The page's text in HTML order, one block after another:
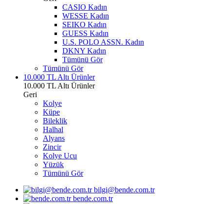
CASIO Kadın
WESSE Kadın
SEIKO Kadın
GUESS Kadın
U.S. POLO ASSN. Kadın
DKNY Kadın
Tümünü Gör
Tümünü Gör
10.000 TL Altı Ürünler
10.000 TL Altı Ürünler
Geri
Kolye
Küpe
Bileklik
Halhal
Alyans
Zincir
Kolye Ucu
Yüzük
Tümünü Gör
bilgi@bende.com.tr
bende.com.tr